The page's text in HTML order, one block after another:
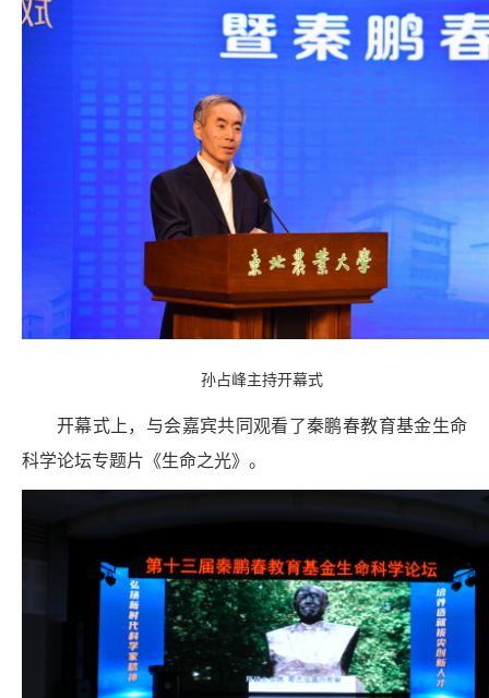
孙占峰主持开幕式
开幕式上，与会嘉宾共同观看了秦鹏春教育基金生命
科学论坛专题片《生命之光》。